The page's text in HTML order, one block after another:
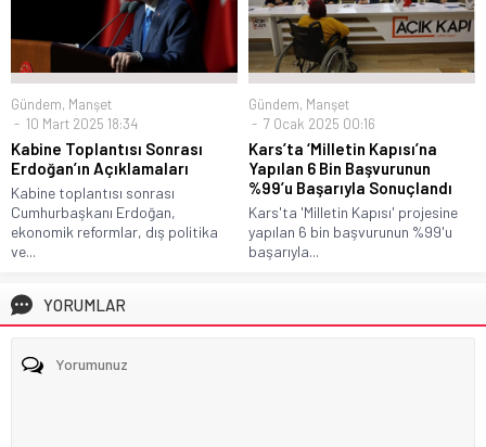
Gündem, Manşet
10 Mart 2025 18:34
Kabine Toplantısı Sonrası
Erdoğan’ın Açıklamaları
Kabine toplantısı sonrası
Cumhurbaşkanı Erdoğan,
ekonomik reformlar, dış politika
ve...
Gündem, Manşet
7 Ocak 2025 00:16
Kars’ta ‘Milletin Kapısı’na
Yapılan 6 Bin Başvurunun
%99’u Başarıyla Sonuçlandı
Kars'ta 'Milletin Kapısı' projesine
yapılan 6 bin başvurunun %99'u
başarıyla...
YORUMLAR